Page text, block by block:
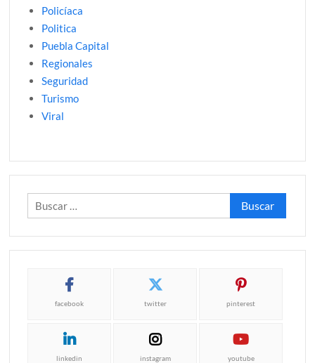
Policíaca
Politica
Puebla Capital
Regionales
Seguridad
Turismo
Viral
Buscar:
facebook twitter pinterest
linkedin instagram youtube